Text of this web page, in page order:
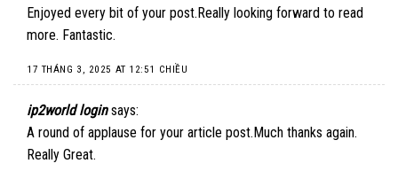
Enjoyed every bit of your post.Really looking forward to read
more. Fantastic.
17 THÁNG 3, 2025 AT 12:51 CHIỀU
ip2world login says:
A round of applause for your article post.Much thanks again.
Really Great.